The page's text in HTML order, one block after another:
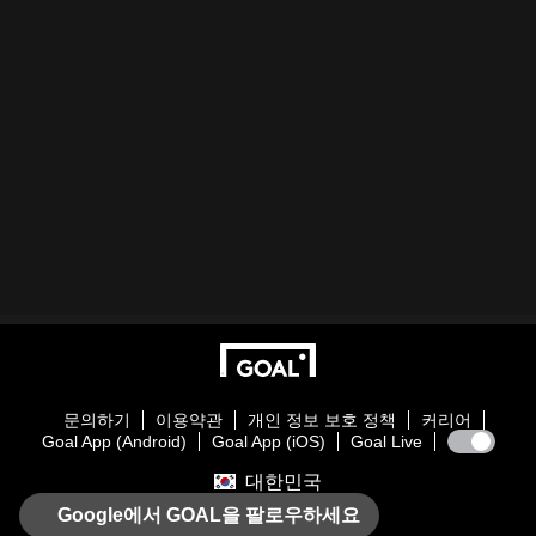
문의하기 이용약관 개인 정보 보호 정책
커리어
Goal App (Android)
Goal App (iOS) Goal Live
대한민국
Google에서 GOAL을 팔로우하세요